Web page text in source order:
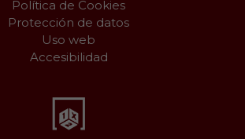
Política de Cookies
Protección de datos
Uso web
Accesibilidad